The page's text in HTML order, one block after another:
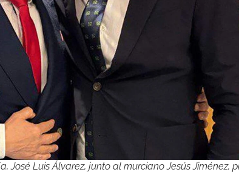
José Luis Álvarez, junto al murciano Jesús Jiménez,